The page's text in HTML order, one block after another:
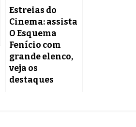
Estreias do
Cinema: assista
O Esquema
Fenício com
grande elenco,
veja os
destaques